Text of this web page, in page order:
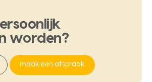
worden?
maak een afspraak